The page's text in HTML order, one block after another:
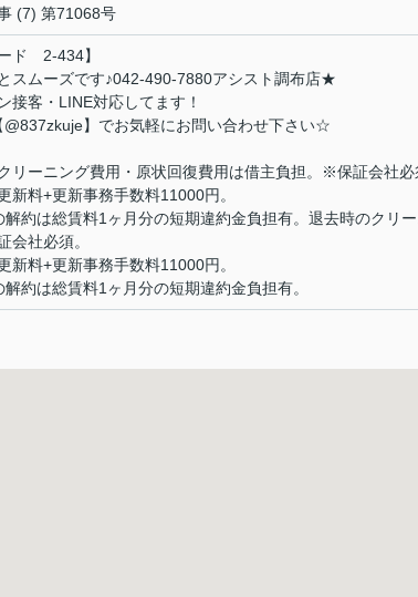
(7) 第71068号
ド 2-434】
スムーズです♪042-490-7880アシスト調布店★
接客・LINE対応してます！
@837zkuje】でお気軽にお問い合わせ下さい☆
リーニング費用・原状回復費用は借主負担。※保証会社必
新料+更新事務手数料11000円。
解約は総賃料1ヶ月分の短期違約金負担有。退去時のクリ
会社必須。
新料+更新事務手数料11000円。
解約は総賃料1ヶ月分の短期違約金負担有。